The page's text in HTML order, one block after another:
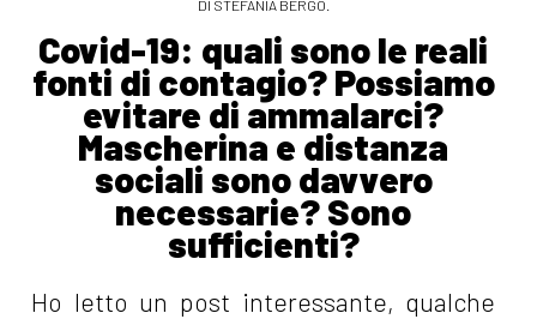
DI STEFANIA BERGO.
Covid-19: quali sono le reali
fonti di contagio? Possiamo
evitare di ammalarci?
Mascherina e distanza
sociali sono davvero
necessarie? Sono
sufficienti?
Ho letto un post interessante, qualche